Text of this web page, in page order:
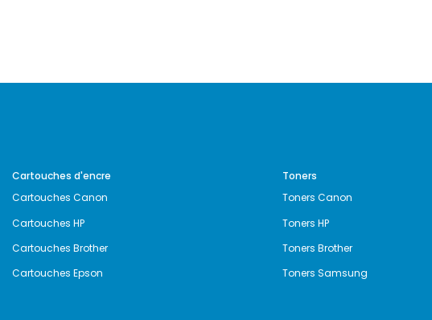
Cartouches d'encre
Cartouches Canon
Cartouches HP
Cartouches Brother
Cartouches Epson
Toners
Toners Canon
Toners HP
Toners Brother
Toners Samsung